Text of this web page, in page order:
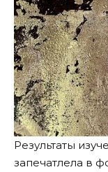
Результаты
запечатлела в